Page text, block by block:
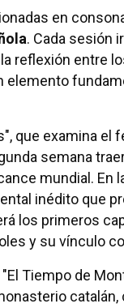
en
. Cada sesión
reflexión entre
que examina el
semana
mundial. En
inédito que
los primeros
y su vínculo
Tiempo de